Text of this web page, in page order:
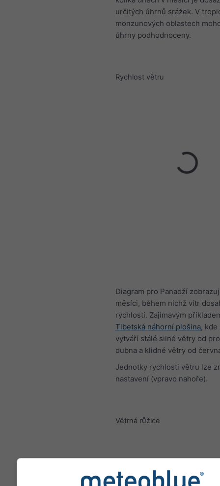
určitých úhrnů srážek. V
monzunových oblastech
úhrny podhodnoceny.
Rychlost větru
Diagram pro Panadží
měsíci, během nichž vítr
rychlosti. Zajímavým
Tibetská náhorní plošina,
vytváří stálé silné větry od
dubna a klidné větry od
Jednotky rychlosti větru lze
nastavení (vpravo nahoře).
Větrná růžice